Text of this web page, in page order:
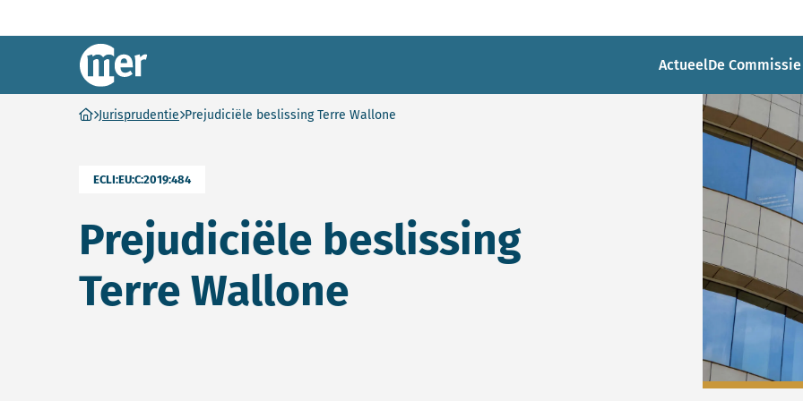
Commissie mer
ActueelDe
Ga naar homepage
Jurisprudentie Prejudiciële beslissing Terre Wallone
ECLI:EU:C:2019:484
Prejudiciële beslissing
Terre Wallone